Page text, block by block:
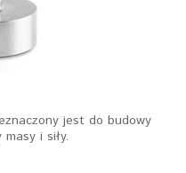
jest do budowy
i siły.